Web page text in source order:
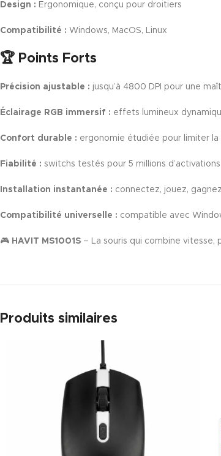
Design : Ergonomique, conçu pour droitiers
Compatibilité : Windows, MacOS, Linux
🏆 Points Forts
Précision ajustable : jusqu’à 4800 DPI pour une
Éclairage RGB immersif : effets lumineux
Confort durable : ergonomie étudiée pour limiter la
Fiabilité : switchs testés pour 5 millions d’activations.
Installation instantanée : connectez, jouez,
Compatibilité universelle : compatible avec
🎮 HAVIT MS1001S – La souris qui combine
Produits similaires